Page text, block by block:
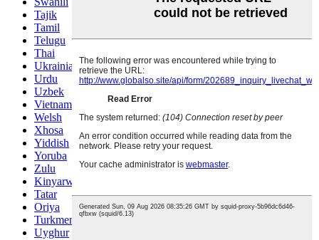
Tajik
Tamil
Telugu
Thai
Ukrainian
Urdu
Uzbek
Vietnamese
Welsh
Xhosa
Yiddish
Yoruba
Zulu
Kinyarwanda
Tatar
Oriya
Turkmen
Uyghur